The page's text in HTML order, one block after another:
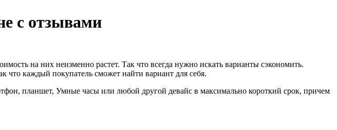
с отзывами
на них неизменно растет. Так что всегда нужно искать варианты сэкономить.
что каждый покупатель сможет найти вариант для себя.
планшет, Умные часы или любой другой девайс в максимально короткий срок, причем